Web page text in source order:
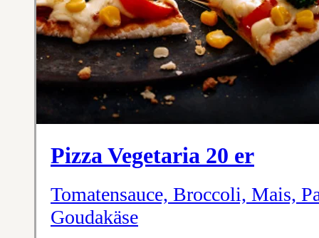
Pizza Vegetaria 20 er
Tomatensauce, Broccoli, Mais,
Goudakäse